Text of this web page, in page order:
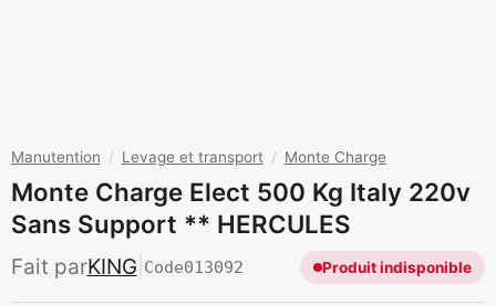
Manutention / Levage et transport / Monte Charge
Monte Charge Elect 500 Kg Italy 220v
Sans Support ** HERCULES
Fait parKING Code013092 Produit indisponible